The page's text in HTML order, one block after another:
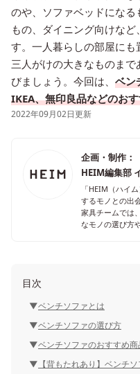
のや、ソファベッドにな
もの、ダイニング向けな
す。一人暮らしの部屋に
三人がけの大きなものま
びましょう。今回は、 ベン
IKEA、無印良品などのお
2022年09月02日更新
企画・制作：
HEIM編集部
「HEIM（ハイ
するモノとの出
家具チームでは
なモノの選び方
目次
ベンチソファとは
ベンチソファの選び方
ベンチソファのおすすめ
【背もたれあり】ベンチ